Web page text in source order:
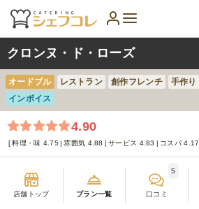
クロンヌ・ド・ローズ
オードブル レストラン 創作フレンチ 手作り
インボイス
4.90
料理・味 4.75 雰囲気 4.88 サービス 4.83 コスパ 4.17
店舗トップ プラン一覧 口コミ
5